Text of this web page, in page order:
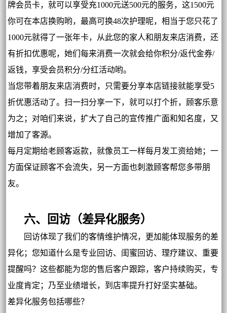
牌会员卡，就可以享受充1000元送500元的服务，这1500元
你可在本店换购哟，最高可换48次护理呢，相当于您只花了
1000元就得了一张年卡，从此您的家人和朋友来店消费，还
有折扣优惠呢，她们每来消费一次就会给你积分/返代金券/
返钱，享受会员积分/分红活动哟。
当您带着朋友来店消费时，只需要分享本店链接就能享受5
折优惠活动了。扫一扫分享一下，就可以打个折，顾客乐意
为之；对咱们来说，扩大了自己的宣传推广面和知名度，又
增加了客源。
每月定期给老顾客返款，就像员工一样每月发工资给她；一
方面保证顾客不会流失，另一方面也刺激顾客帮您多带朋
友。
六、回访（差异化服务）
回访体现了我们的客情维护情况，更加能体现服务的差
异化；您知道什么是专业回访、闺蜜回访、理疗建议、重要
提醒吗？这些都能为您的售后客户跟踪，客户持续购买，专
业度肯定；乃至业绩增长，到店率提升打好坚实基础。
差异化服务包括哪些？